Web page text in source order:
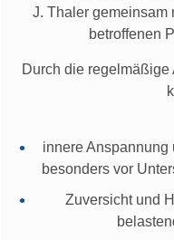
J. Thaler gemeinsam
betroffenen
Durch die
innere Anspannung
besonders vor
Zuversicht und